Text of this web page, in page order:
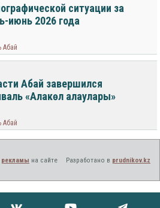
ситуации за
июнь 2026 года
Абай
Абай завершился
«Алакөл алаулары»
Абай
рекламы на сайте Разработано в prudnikov.kz